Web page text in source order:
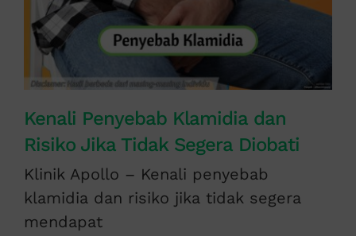
Kenali Penyebab Klamidia dan
Risiko Jika Tidak Segera Diobati
Klinik Apollo – Kenali penyebab
klamidia dan risiko jika tidak segera
mendapat